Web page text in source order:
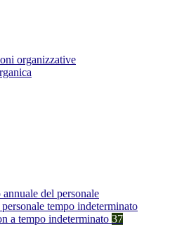
organizzative
del personale
tempo indeterminato
a tempo indeterminato 37